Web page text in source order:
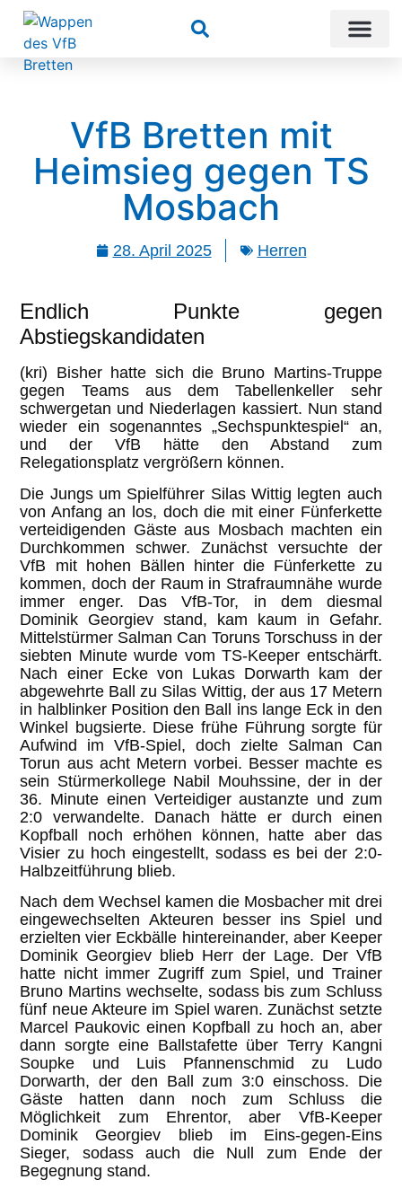
Suchen
VfB Bretten mit
Heimsieg gegen TS
Mosbach
28. April 2025 Herren
Endlich Punkte gegen
Abstiegskandidaten
(kri) Bisher hatte sich die Bruno Martins-Truppe
gegen Teams aus dem Tabellenkeller sehr
schwergetan und Niederlagen kassiert. Nun stand
wieder ein sogenanntes „Sechspunktespiel“ an,
und der VfB hätte den Abstand zum
Relegationsplatz vergrößern können.
Die Jungs um Spielführer Silas Wittig legten auch
von Anfang an los, doch die mit einer Fünferkette
verteidigenden Gäste aus Mosbach machten ein
Durchkommen schwer. Zunächst versuchte der
VfB mit hohen Bällen hinter die Fünferkette zu
kommen, doch der Raum in Strafraumnähe wurde
immer enger. Das VfB-Tor, in dem diesmal
Dominik Georgiev stand, kam kaum in Gefahr.
Mittelstürmer Salman Can Toruns Torschuss in der
siebten Minute wurde vom TS-Keeper entschärft.
Nach einer Ecke von Lukas Dorwarth kam der
abgewehrte Ball zu Silas Wittig, der aus 17 Metern
in halblinker Position den Ball ins lange Eck in den
Winkel bugsierte. Diese frühe Führung sorgte für
Aufwind im VfB-Spiel, doch zielte Salman Can
Torun aus acht Metern vorbei. Besser machte es
sein Stürmerkollege Nabil Mouhssine, der in der
36. Minute einen Verteidiger austanzte und zum
2:0 verwandelte. Danach hätte er durch einen
Kopfball noch erhöhen können, hatte aber das
Visier zu hoch eingestellt, sodass es bei der 2:0-
Halbzeitführung blieb.
Nach dem Wechsel kamen die Mosbacher mit drei
eingewechselten Akteuren besser ins Spiel und
erzielten vier Eckbälle hintereinander, aber Keeper
Dominik Georgiev blieb Herr der Lage. Der VfB
hatte nicht immer Zugriff zum Spiel, und Trainer
Bruno Martins wechselte, sodass bis zum Schluss
fünf neue Akteure im Spiel waren. Zunächst setzte
Marcel Paukovic einen Kopfball zu hoch an, aber
dann sorgte eine Ballstafette über Terry Kangni
Soupke und Luis Pfannenschmid zu Ludo
Dorwarth, der den Ball zum 3:0 einschoss. Die
Gäste hatten dann noch zum Schluss die
Möglichkeit zum Ehrentor, aber VfB-Keeper
Dominik Georgiev blieb im Eins-gegen-Eins
Sieger, sodass auch die Null zum Ende der
Begegnung stand.